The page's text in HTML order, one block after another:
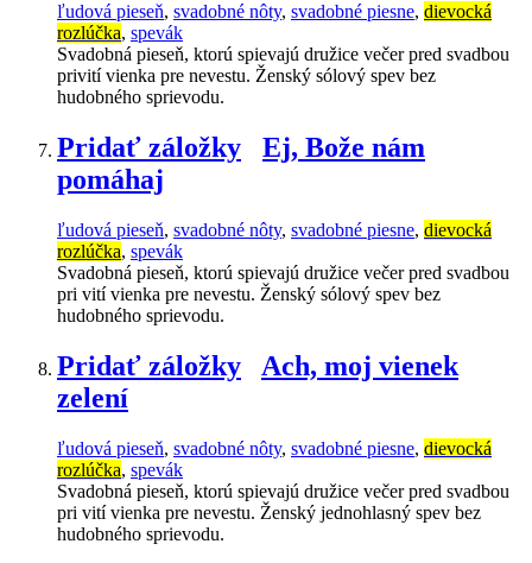
ľudová pieseň, svadobné nôty, svadobné piesne, dievocká
rozlúčka, spevák
Svadobná pieseň, ktorú spievajú družice večer pred svadbou
privití vienka pre nevestu. Ženský sólový spev bez
hudobného sprievodu.
Pridať záložky
Ej, Bože nám
pomáhaj
ľudová pieseň, svadobné nôty, svadobné piesne, dievocká
rozlúčka, spevák
Svadobná pieseň, ktorú spievajú družice večer pred svadbou
pri vití vienka pre nevestu. Ženský sólový spev bez
hudobného sprievodu.
Pridať záložky
Ach, moj vienek
zelení
ľudová pieseň, svadobné nôty, svadobné piesne, dievocká
rozlúčka, spevák
Svadobná pieseň, ktorú spievajú družice večer pred svadbou
pri vití vienka pre nevestu. Ženský jednohlasný spev bez
hudobného sprievodu.